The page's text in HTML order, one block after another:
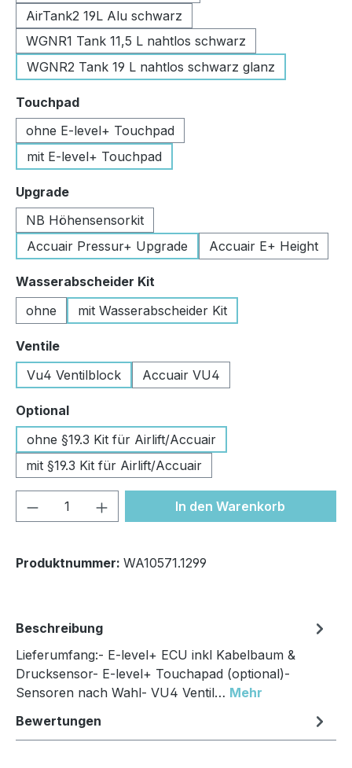
AirTank2 19L Alu schwarz
WGNR1 Tank 11,5 L nahtlos schwarz
WGNR2 Tank 19 L nahtlos schwarz glanz
Touchpadauswählen
ohne E-level+ Touchpad
mit E-level+ Touchpad
Upgradeauswählen
NB Höhensensorkit
Accuair Pressur+ Upgrade
Accuair E+ Height
Wasserabscheider Kit
ohne
mit Wasserabscheider Kit
Ventileauswählen
Vu4 Ventilblock
Accuair VU4
Optionalauswählen
ohne §19.3 Kit für Airlift/Accuair
mit §19.3 Kit für Airlift/Accuair
Produkt Anzahl: Gib denIn den Warenkorb
Produktnummer: WA10571.1299
Beschreibung
Lieferumfang:- E-level+ ECU inkl Kabelbaum &
Drucksensor- E-level+ Touchapad (optional)-
Sensoren nach Wahl- VU4 Ventil… Mehr
Bewertungen